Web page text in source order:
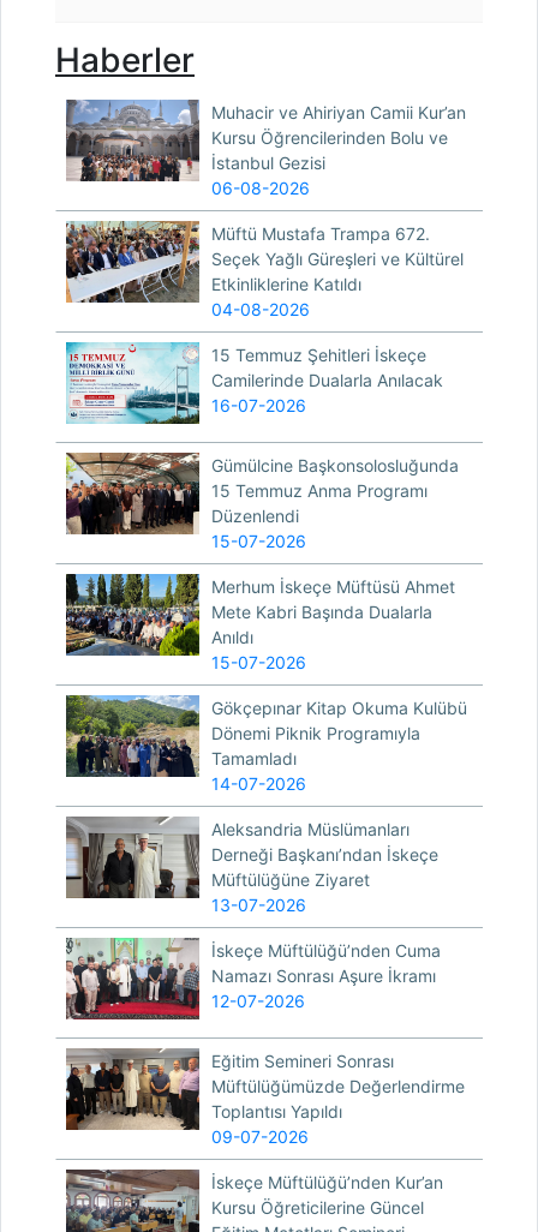
Haberler
Muhacir ve Ahiriyan Camii Kur’an
Kursu Öğrencilerinden Bolu ve
İstanbul Gezisi
06-08-2026
Müftü Mustafa Trampa 672.
Seçek Yağlı Güreşleri ve Kültürel
Etkinliklerine Katıldı
04-08-2026
15 Temmuz Şehitleri İskeçe
Camilerinde Dualarla Anılacak
16-07-2026
Gümülcine Başkonsolosluğunda
15 Temmuz Anma Programı
Düzenlendi
15-07-2026
Merhum İskeçe Müftüsü Ahmet
Mete Kabri Başında Dualarla
Anıldı
15-07-2026
Gökçepınar Kitap Okuma Kulübü
Dönemi Piknik Programıyla
Tamamladı
14-07-2026
Aleksandria Müslümanları
Derneği Başkanı’ndan İskeçe
Müftülüğüne Ziyaret
13-07-2026
İskeçe Müftülüğü’nden Cuma
Namazı Sonrası Aşure İkramı
12-07-2026
Eğitim Semineri Sonrası
Müftülüğümüzde Değerlendirme
Toplantısı Yapıldı
09-07-2026
İskeçe Müftülüğü’nden Kur’an
Kursu Öğreticilerine Güncel